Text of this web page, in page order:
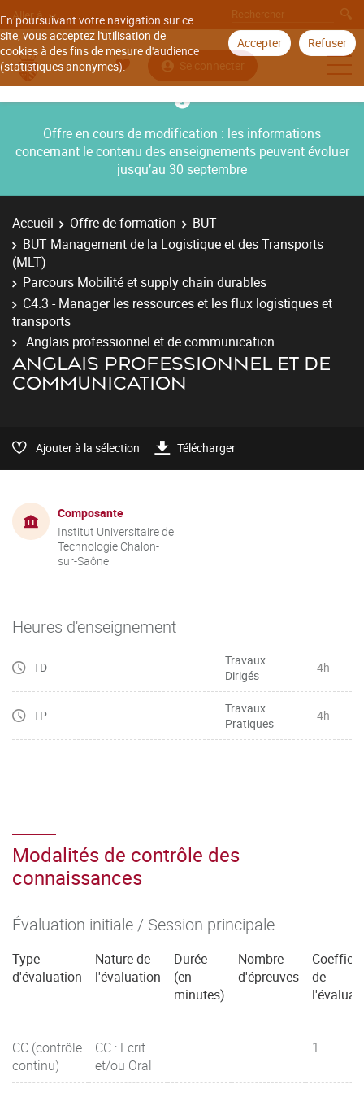
En poursuivant votre navigation sur ce
site, vous acceptez l'utilisation de
cookies à des fins de mesure d'audience
(statistiques anonymes).
Accepter Refuser
Aller à
Se connecter
Offre en cours de modification : les informations
concernant le contenu des enseignements peuvent évoluer
jusqu’au 30 septembre
Accueil Offre de formation
BUT
BUT Management de la Logistique et des Transports
(MLT)
Parcours Mobilité et supply chain durables
C4.3 - Manager les ressources et les flux logistiques et
transports
Anglais professionnel et de communication
ANGLAIS PROFESSIONNEL ET DE
COMMUNICATION
Ajouter à la sélection Télécharger
Composante
Institut Universitaire de
Technologie Chalon-
sur-Saône
Heures d'enseignement
TD
Travaux
Dirigés
4h
TP
Travaux
Pratiques
4h
Modalités de contrôle des
connaissances
Évaluation initiale / Session principale
Type
d'évaluation
Nature de
l'évaluation
Durée
(en
minutes)
Nombre
d'épreuves
de
CC (contrôle
continu)
CC : Ecrit
et/ou Oral
1